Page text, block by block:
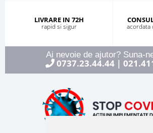
LIVRARE IN 72H
rapid si sigur acordata
Ai nevoie de ajutor? Suna-
0737.23.44.44|